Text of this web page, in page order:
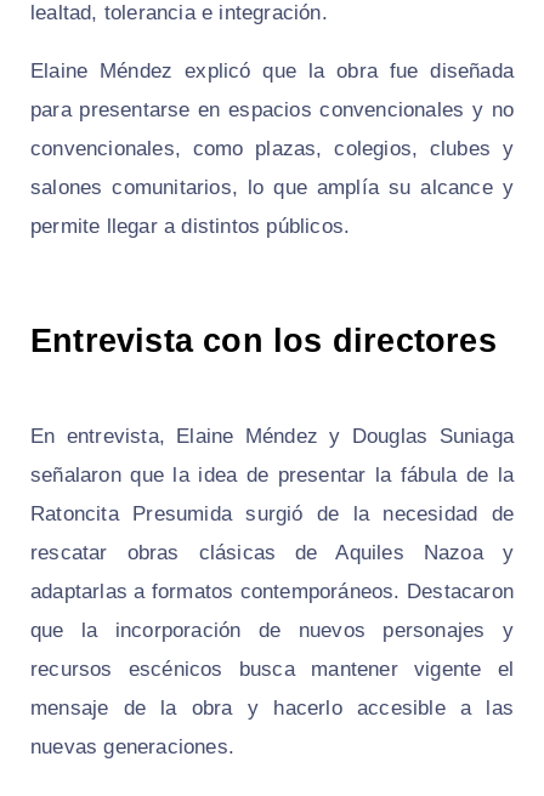
lealtad, tolerancia e integración.
Elaine Méndez explicó que la obra fue diseñada
para presentarse en espacios convencionales y no
convencionales, como plazas, colegios, clubes y
salones comunitarios, lo que amplía su alcance y
permite llegar a distintos públicos.
Entrevista con los directores
En entrevista, Elaine Méndez y Douglas Suniaga
señalaron que la idea de presentar la fábula de la
Ratoncita Presumida surgió de la necesidad de
rescatar obras clásicas de Aquiles Nazoa y
adaptarlas a formatos contemporáneos. Destacaron
que la incorporación de nuevos personajes y
recursos escénicos busca mantener vigente el
mensaje de la obra y hacerlo accesible a las
nuevas generaciones.